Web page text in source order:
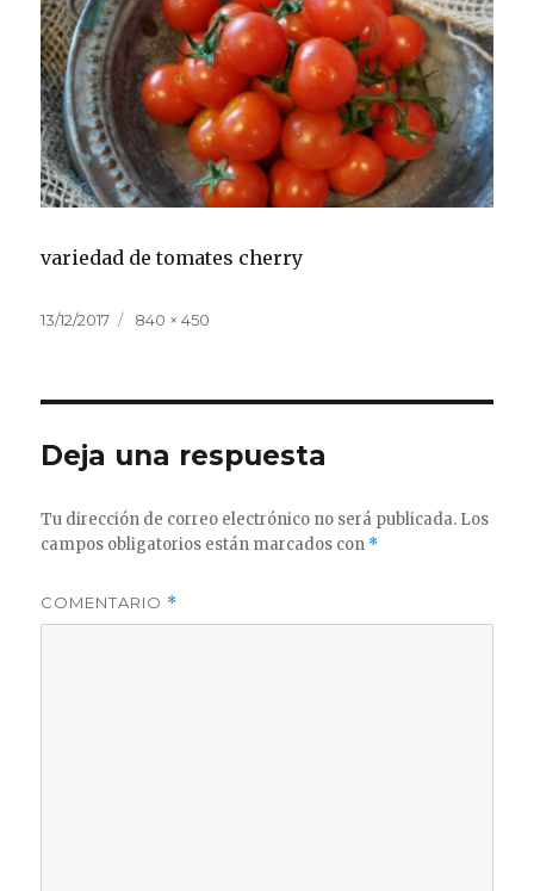
variedad de tomates cherry
Publicado
13/12/2017
Tamaño
840 × 450
Deja una respuesta
Tu dirección de correo electrónico no será publicada. Los
campos obligatorios están marcados con *
COMENTARIO *